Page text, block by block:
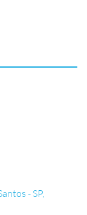
- SP,